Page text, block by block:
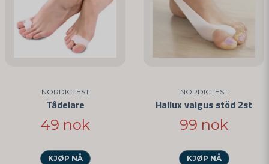
NORDICTEST
Tådelare
49 nok
KJØP NÅ
NORDICTEST
Hallux valgus stöd 2st
99 nok
KJØP NÅ